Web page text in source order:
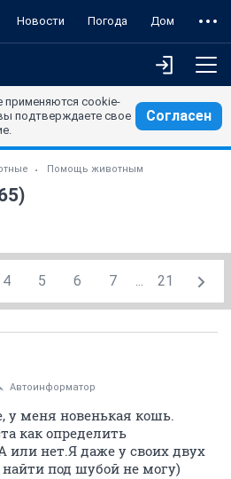
Новости Погода Дом
применяются cookie-
подтверждаете свое
Согласен
Помощь животным
4 5 6 7 ... 21
Автоинформатор
у меня новенькая кошь.
как определить
нет.Я даже у своих двух
под шубой не могу)